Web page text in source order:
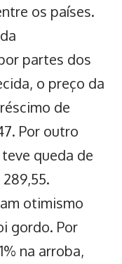
os países.
partes dos
o preço da
de
Por outro
queda de
otimismo
gordo. Por
na arroba,